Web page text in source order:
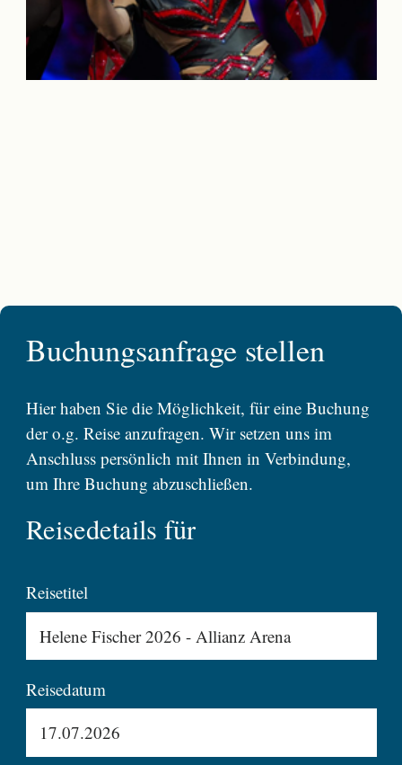
Buchungsanfrage stellen
Hier haben Sie die Möglichkeit, für eine Buchung
der o.g. Reise anzufragen. Wir setzen uns im
Anschluss persönlich mit Ihnen in Verbindung,
um Ihre Buchung abzuschließen.
Reisedetails für
Reisetitel
Reisedatum